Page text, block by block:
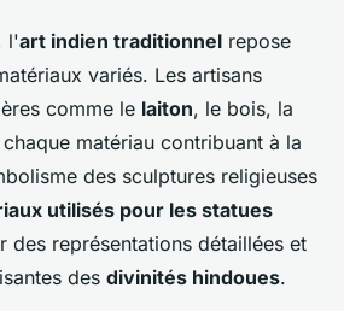
l'art indien traditionnel repose
variés. Les artisans
comme le laiton, le bois, la
matériau contribuant à la
des sculptures religieuses
utilisés pour les statues
des représentations détaillées et
des divinités hindoues.